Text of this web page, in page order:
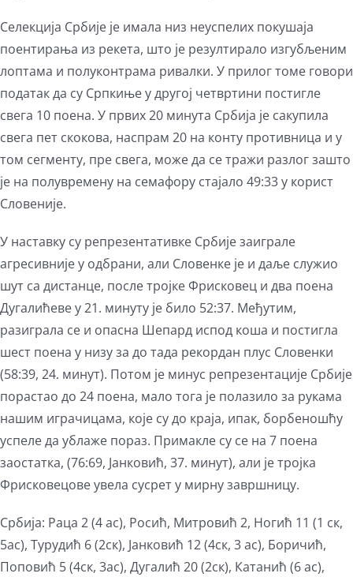
Селекција Србије је имала низ неуспелих покушаја
поентирања из рекета, што је резултирало изгубљеним
лоптама и полуконтрама ривалки. У прилог томе говори
податак да су Српкиње у другој четвртини постигле
свега 10 поена. У првих 20 минута Србија је сакупила
свега пет скокова, наспрам 20 на конту противница и у
том сегменту, пре свега, може да се тражи разлог зашто
је на полувремену на семафору стајало 49:33 у корист
Словеније.
У наставку су репрезентативке Србије заиграле
агресивније у одбрани, али Словенке је и даље служио
шут са дистанце, после тројке Фрисковец и два поена
Дугалићеве у 21. минуту је било 52:37. Међутим,
разиграла се и опасна Шепард испод коша и постигла
шест поена у низу за до тада рекордан плус Словенки
(58:39, 24. минут). Потом је минус репрезентације Србије
порастао до 24 поена, мало тога је полазило за рукама
нашим играчицама, које су до краја, ипак, борбеношћу
успеле да ублаже пораз. Примакле су се на 7 поена
заостатка, (76:69, Јанковић, 37. минут), али је тројка
Фрисковецове увела сусрет у мирну завршницу.
Србија: Раца 2 (4 ас), Росић, Митровић 2, Ногић 11 (1 ск,
5ас), Турудић 6 (2ск), Јанковић 12 (4ск, 3 ас), Боричић,
Поповић 5 (4ск, 3ас), Дугалић 20 (2ск), Катанић (6 ас),